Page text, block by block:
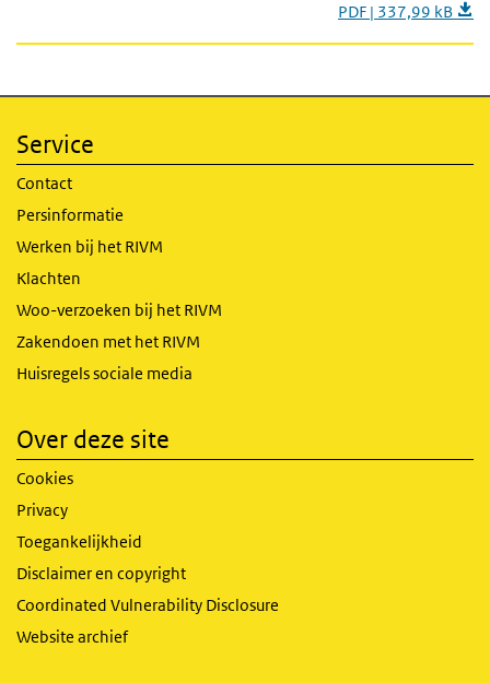
PDF | 337,99 kB
Service
Contact
Persinformatie
Werken bij het RIVM
Klachten
Woo-verzoeken bij het RIVM
Zakendoen met het RIVM
Huisregels sociale media
Over deze site
Cookies
Privacy
Toegankelijkheid
Disclaimer en copyright
Coordinated Vulnerability Disclosure
Website archief